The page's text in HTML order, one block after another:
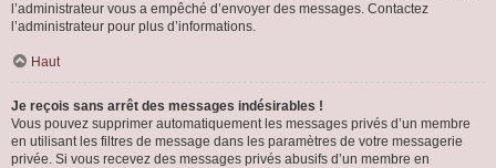
l’administrateur vous a empêché d’envoyer des messages. Contactez
l’administrateur pour plus d’informations.
Haut
Je reçois sans arrêt des messages indésirables !
Vous pouvez supprimer automatiquement les messages privés d’un membre
en utilisant les filtres de message dans les paramètres de votre messagerie
privée. Si vous recevez des messages privés abusifs d’un membre en